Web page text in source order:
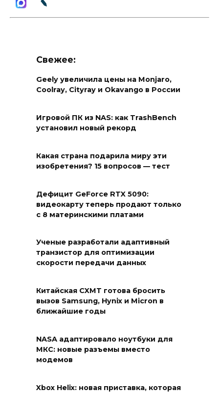
Свежее:
Geely увеличила цены на Monjaro,
Coolray, Cityray и Okavango в России
Игровой ПК из NAS: как TrashBench
установил новый рекорд
Какая страна подарила миру эти
изобретения? 15 вопросов — тест
Дефицит GeForce RTX 5090:
видеокарту теперь продают только
с 8 материнскими платами
Ученые разработали адаптивный
транзистор для оптимизации
скорости передачи данных
Китайская CXMT готова бросить
вызов Samsung, Hynix и Micron в
ближайшие годы
NASA адаптировало ноутбуки для
МКС: новые разъемы вместо
модемов
Xbox Helix: новая приставка, которая